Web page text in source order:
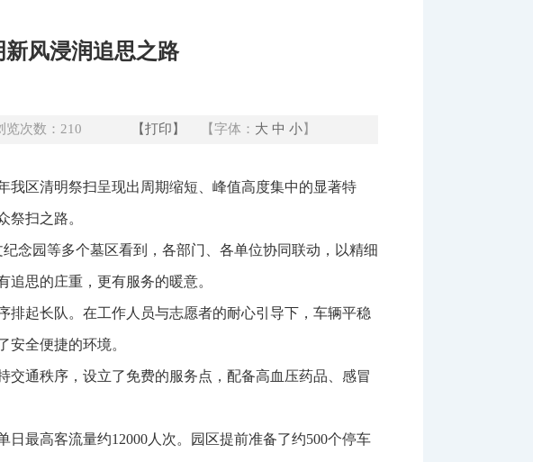
风浸润追思之路
览次数： 210 【打印】 【字体： 大 中 小】
我区清明祭扫呈现出周期缩短、峰值高度集中的显著特
祭扫之路。
念园等多个墓区看到，各部门、各单位协同联动，以精细
思的庄重，更有服务的暖意。
起长队。在工作人员与志愿者的耐心引导下，车辆平稳
全便捷的环境。
通秩序，设立了免费的服务点，配备高血压药品、感冒
最高客流量约12000人次。园区提前准备了约500个停车